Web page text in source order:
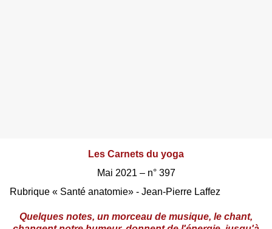
Les Carnets du yoga
Mai 2021 – n° 397
Rubrique « Santé anatomie» - Jean-Pierre Laffez
Quelques notes, un morceau de musique, le chant,